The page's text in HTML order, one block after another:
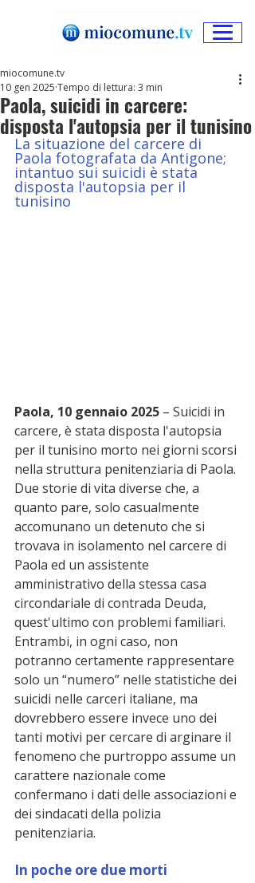
Paola, suicidi in carcere:
disposta l'autopsia per il tunisino
miocomune.tv
10 gen 2025 Tempo di lettura: 3 min
La situazione del carcere di
Paola fotografata da Antigone;
intantuo sui suicidi è stata
disposta l'autopsia per il
tunisino
Paola, 10 gennaio 2025 – Suicidi in
carcere, è stata disposta l'autopsia
per il tunisino morto nei giorni scorsi
nella struttura penitenziaria di Paola.
Due storie di vita diverse che, a
quanto pare, solo casualmente
accomunano un detenuto che si
trovava in isolamento nel carcere di
Paola ed un assistente
amministrativo della stessa casa
circondariale di contrada Deuda,
quest'ultimo con problemi familiari.
Entrambi, in ogni caso, non
potranno certamente rappresentare
solo un “numero” nelle statistiche dei
suicidi nelle carceri italiane, ma
dovrebbero essere invece uno dei
tanti motivi per cercare di arginare il
fenomeno che purtroppo assume un
carattere nazionale come
confermano i dati delle associazioni e
dei sindacati della polizia
penitenziaria.
In poche ore due morti